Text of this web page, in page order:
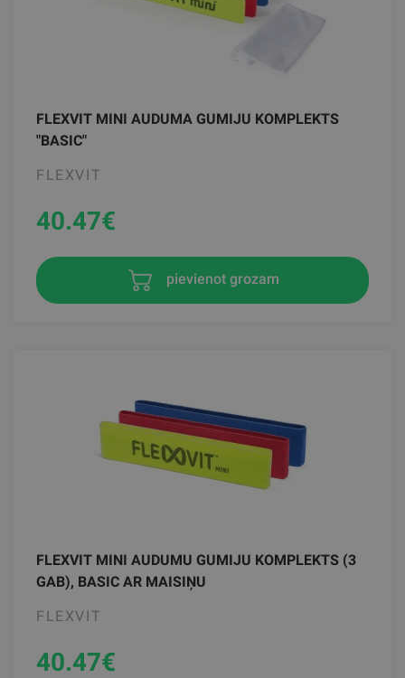
FLEXVIT MINI AUDUMA GUMIJU KOMPLEKTS
"BASIC"
FLEXVIT
40.47€
pievienot grozam
FLEXVIT MINI AUDUMU GUMIJU KOMPLEKTS (3
GAB), BASIC AR MAISIŅU
FLEXVIT
40.47€